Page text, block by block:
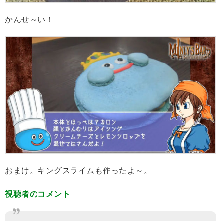
かんせ～い！
おまけ。キングスライムも作ったよ～。
視聴者のコメント